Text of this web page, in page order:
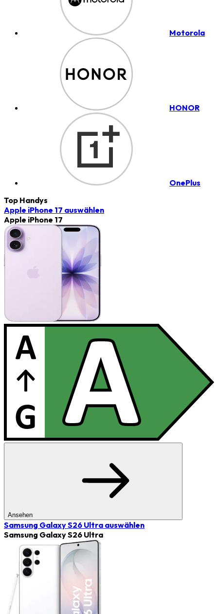
Motorola
HONOR
OnePlus
Top Handys
Apple iPhone 17 auswählen
Apple iPhone 17
Ansehen
Samsung Galaxy S26 Ultra auswählen
Samsung Galaxy S26 Ultra